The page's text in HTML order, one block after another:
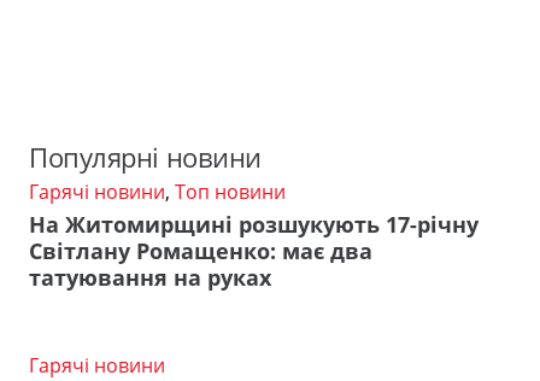
Популярні новини
Гарячі новини, Топ новини
На Житомирщині розшукують 17-річну
Світлану Ромащенко: має два
татуювання на руках
Гарячі новини